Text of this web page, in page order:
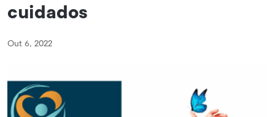
cuidados
Out 6, 2022